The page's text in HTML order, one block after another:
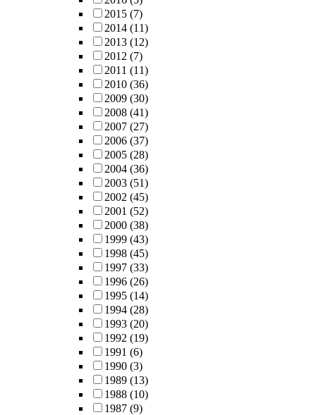
2015 (7)
2014 (11)
2013 (12)
2012 (7)
2011 (11)
2010 (36)
2009 (30)
2008 (41)
2007 (27)
2006 (37)
2005 (28)
2004 (36)
2003 (51)
2002 (45)
2001 (52)
2000 (38)
1999 (43)
1998 (45)
1997 (33)
1996 (26)
1995 (14)
1994 (28)
1993 (20)
1992 (19)
1991 (6)
1990 (3)
1989 (13)
1988 (10)
1987 (9)